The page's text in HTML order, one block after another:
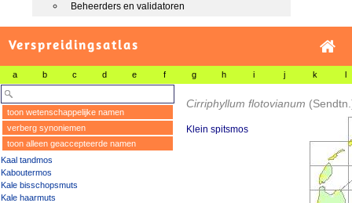
Beheerders en validatoren
Verspreidingsatlas
a b c d e f g h i j k l
toon wetenschappelijke namen
verberg synoniemen
toon alleen geaccepteerde namen
Kaal tandmos
Kaboutermos
Kale bisschopsmuts
Kale haarmuts
Cirriphyllum flotovianum
Klein spitsmos